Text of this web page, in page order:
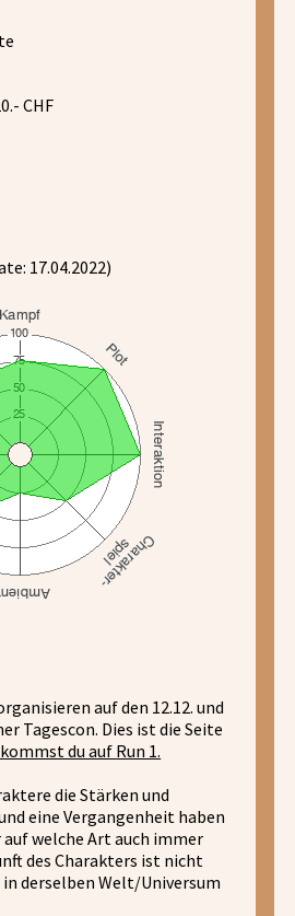
CHF
17.04.2022)
auf den 12.12. und
Tagescon. Dies ist die Seite
du auf Run 1.
die Stärken und
eine Vergangenheit haben
welche Art auch immer
des Charakters ist nicht
derselben Welt/Universum